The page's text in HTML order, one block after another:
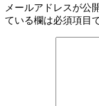
メールアドレスが公
ている欄は必須項目